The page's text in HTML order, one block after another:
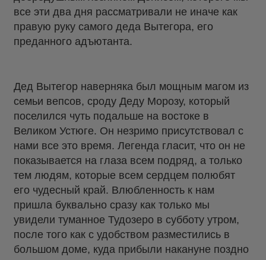
все эти два дня рассматривали не иначе как
правую руку самого деда Вытегора, его
преданного адъютанта.
Дед Вытегор наверняка был мощным магом из
семьи вепсов, сроду Деду Морозу, который
поселился чуть подальше на востоке в
Великом Устюге. Он незримо присутствовал с
нами все это время. Легенда гласит, что он не
показывается на глаза всем подряд, а только
тем людям, которые всем сердцем полюбят
его чудесный край. Влюбленность к нам
пришла буквально сразу как только мы
увидели туманное Тудозеро в субботу утром,
после того как с удобством разместились в
большом доме, куда прибыли накануне поздно